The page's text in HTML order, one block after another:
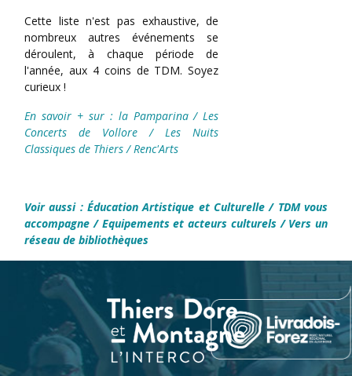
Cette liste n'est pas exhaustive, de
nombreux autres événements se
déroulent, à chaque période de
l'année, aux 4 coins de TDM. Soyez
curieux !
En savoir + sur : la Pamparina/ Les
Concerts de Vollore/ Les Nuits
Classiques de Thiers / Renc'Arts
Voir aussi : Éducation Artistique et Culturelle / TDM vous
accompagne / Equipements et acteurs culturels/ Vers un
réseau de bibliothèques